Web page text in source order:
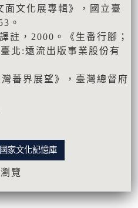
文化展專輯》，國立臺
。
註，2000。《生番行腳；
北:遠流出版事業股份有
蕃界展望》，臺灣總督府
國家文化記憶庫
覽